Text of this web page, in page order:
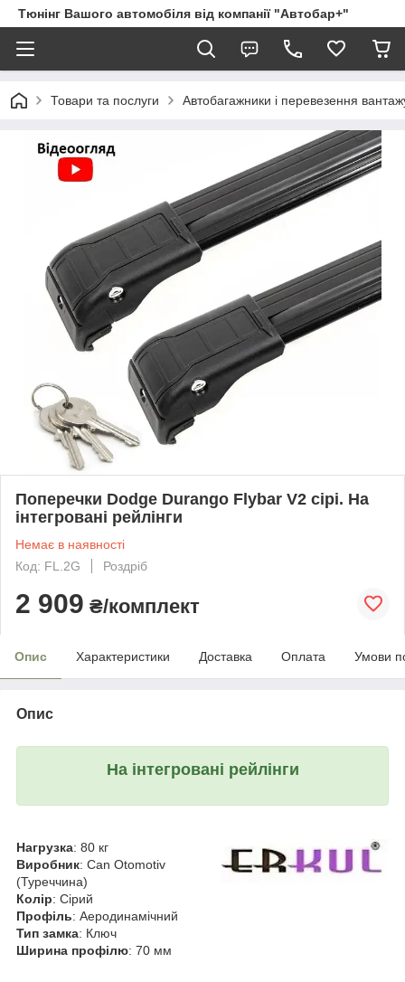
Тюнінг Вашого автомобіля від компанії "Автобар+"
Товари та послуги Автобагажники і перевезення
Поперечки Dodge Durango Flybar V2 сірі. На
інтегровані рейлінги
Немає в наявності
Код: FL.2G
Роздріб
2 909 ₴/комплект
Опис Характеристики Доставка Оплата Умови
Опис
На інтегровані рейлінги
Нагрузка: 80 кг
Виробник: Can Otomotiv
(Туреччина)
Колір: Сірий
Профіль: Аеродинамічний
Тип замка: Ключ
Ширина профілю: 70 мм